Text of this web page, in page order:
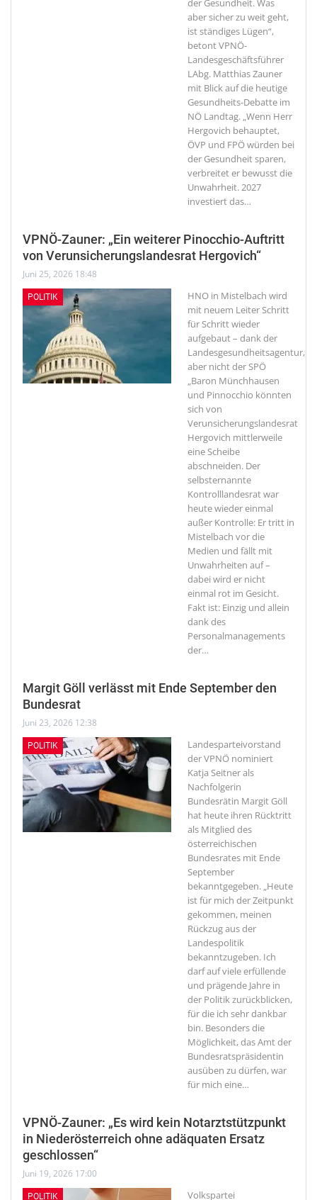
der Gesundheit. Was
aber sicher zu weit geht,
ist ständiges Lügen“,
betont VPNÖ-
Landesgeschäftsführer
LAbg. Matthias Zauner
mit Blick auf die heutige
Gesundheits-Debatte im
NÖ Landtag. „Wenn Herr
Hergovich behauptet,
ÖVP und FPÖ würden bei
der Gesundheit sparen,
verbreitet er bewusst die
Unwahrheit. 2027
investiert das…
VPNÖ-Zauner: „Ein weiterer Pinocchio-Auftritt
von Verunsicherungslandesrat Hergovich“
Juni 25, 2026 18:48
POLITIK
HNO in Mistelbach wird
mit neuem Leiter Schritt
für Schritt wieder
aufgebaut – dank der
Landesgesundheitsagentur,
aber nicht der SPÖ
„Baron Münchhausen
und Pinnocchio könnten
sich von
Verunsicherungslandesrat
Hergovich mittlerweile
eine Scheibe
abschneiden. Der
selbsternannte
Kontrolllandesrat war
heute wieder einmal
außer Kontrolle: Er tritt in
Mistelbach vor die
Medien und fällt mit
Unwahrheiten auf –
dabei wird er nicht
einmal rot im Gesicht.
Fakt ist: Einzig und allein
dank des
Personalmanagements
der…
Margit Göll verlässt mit Ende September den
Bundesrat
Juni 23, 2026 12:38
POLITIK
Landesparteivorstand
der VPNÖ nominiert
Katja Seitner als
Nachfolgerin
Bundesrätin Margit Göll
hat heute ihren Rücktritt
als Mitglied des
österreichischen
Bundesrates mit Ende
September
bekanntgegeben. „Heute
ist für mich der Zeitpunkt
gekommen, meinen
Rückzug aus der
Landespolitik
bekanntzugeben. Ich
darf auf viele erfüllende
und prägende Jahre in
der Politik zurückblicken,
für die ich sehr dankbar
bin. Besonders die
Möglichkeit, das Amt der
Bundesratspräsidentin
ausüben zu dürfen, war
für mich eine…
VPNÖ-Zauner: „Es wird kein Notarztstützpunkt
in Niederösterreich ohne adäquaten Ersatz
geschlossen“
Juni 19, 2026 17:00
POLITIK Volkspartei